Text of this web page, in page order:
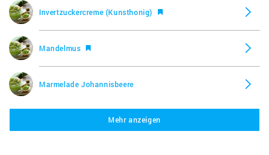
Invertzuckercreme (Kunsthonig)
Mandelmus
Marmelade Johannisbeere
Marmelade Mirabellen, selbstgemacht 3:1
Mehr anzeigen